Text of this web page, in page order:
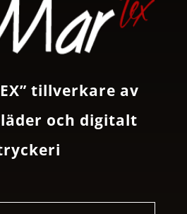
tillverkare av
och digitalt